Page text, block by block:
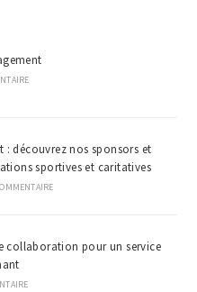
: découvrez nos sponsors et
sportives et caritatives
collaboration pour un service